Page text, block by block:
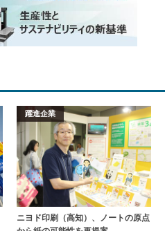
躍進企業
ニヨド印刷（高知）、ノートの原点